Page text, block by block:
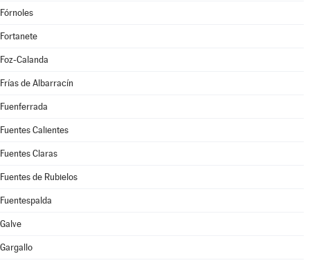
Fórnoles
Fortanete
Foz-Calanda
Frías de Albarracín
Fuenferrada
Fuentes Calientes
Fuentes Claras
Fuentes de Rubielos
Fuentespalda
Galve
Gargallo